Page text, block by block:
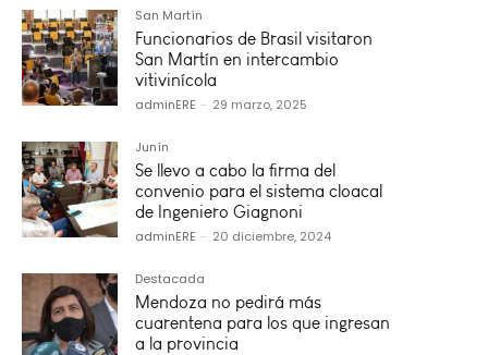
San Martín
Funcionarios de Brasil visitaron
San Martín en intercambio
vitivinícola
adminERE - 29 marzo, 2025
Junín
Se llevo a cabo la firma del
convenio para el sistema cloacal
de Ingeniero Giagnoni
adminERE - 20 diciembre, 2024
Destacada
Mendoza no pedirá más
cuarentena para los que ingresan
a la provincia